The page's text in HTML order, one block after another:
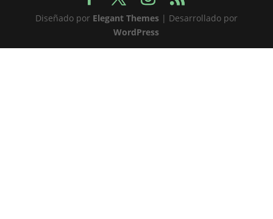
Diseñado por Elegant Themes| Desarrollado por
WordPress